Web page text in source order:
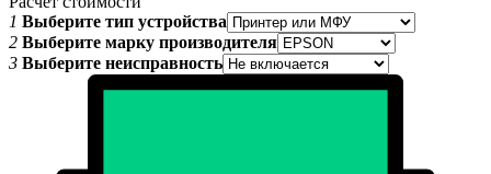
1 Выберите тип устройства
2 Выберите марку производителя
3 Выберите неисправность